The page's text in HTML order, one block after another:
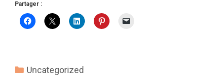
Partager :
Catégories
Uncategorized